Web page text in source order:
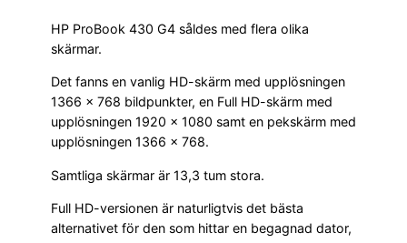
HP ProBook 430 G4 såldes med flera olika
skärmar.
Det fanns en vanlig HD-skärm med upplösningen
1366 × 768 bildpunkter, en Full HD-skärm med
upplösningen 1920 × 1080 samt en pekskärm med
upplösningen 1366 × 768.
Samtliga skärmar är 13,3 tum stora.
Full HD-versionen är naturligtvis det bästa
alternativet för den som hittar en begagnad dator,